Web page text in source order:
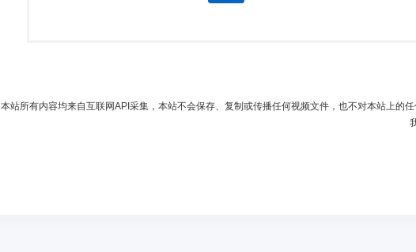
本站所有内容均来自互联网API采集，本站不会保存、复制或传播任何视频文件，也不对本站上的